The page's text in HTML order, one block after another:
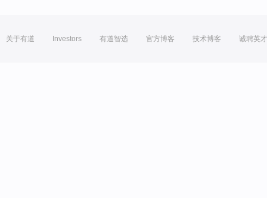
关于有道 Investors 有道智选 官方博客 技术博客 诚聘英才